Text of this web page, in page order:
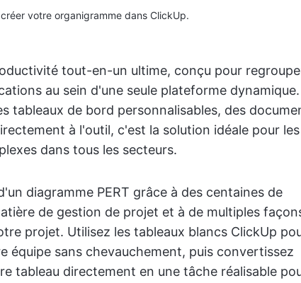
créer votre organigramme dans ClickUp.
tout-en-un ultime, conçu pour
au sein d'une seule plateforme dynamique.
tableaux de bord personnalisables, des
à l'outil, c'est la solution idéale pour
dans tous les secteurs.
diagramme PERT grâce à des centaines de
de gestion de projet et à de multiples
projet. Utilisez les tableaux blancs ClickUp
équipe sans chevauchement, puis convertissez
tableau directement en une tâche réalisable